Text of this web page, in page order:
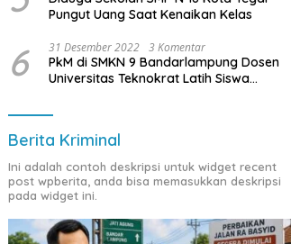
Pungut Uang Saat Kenaikan Kelas
6 31 Desember 2022 3 Komentar
PkM di SMKN 9 Bandarlampung Dosen
Universitas Teknokrat Latih Siswa
Berita Kriminal
Ini adalah contoh deskripsi untuk widget recent
post wpberita, anda bisa memasukkan deskripsi
pada widget ini.